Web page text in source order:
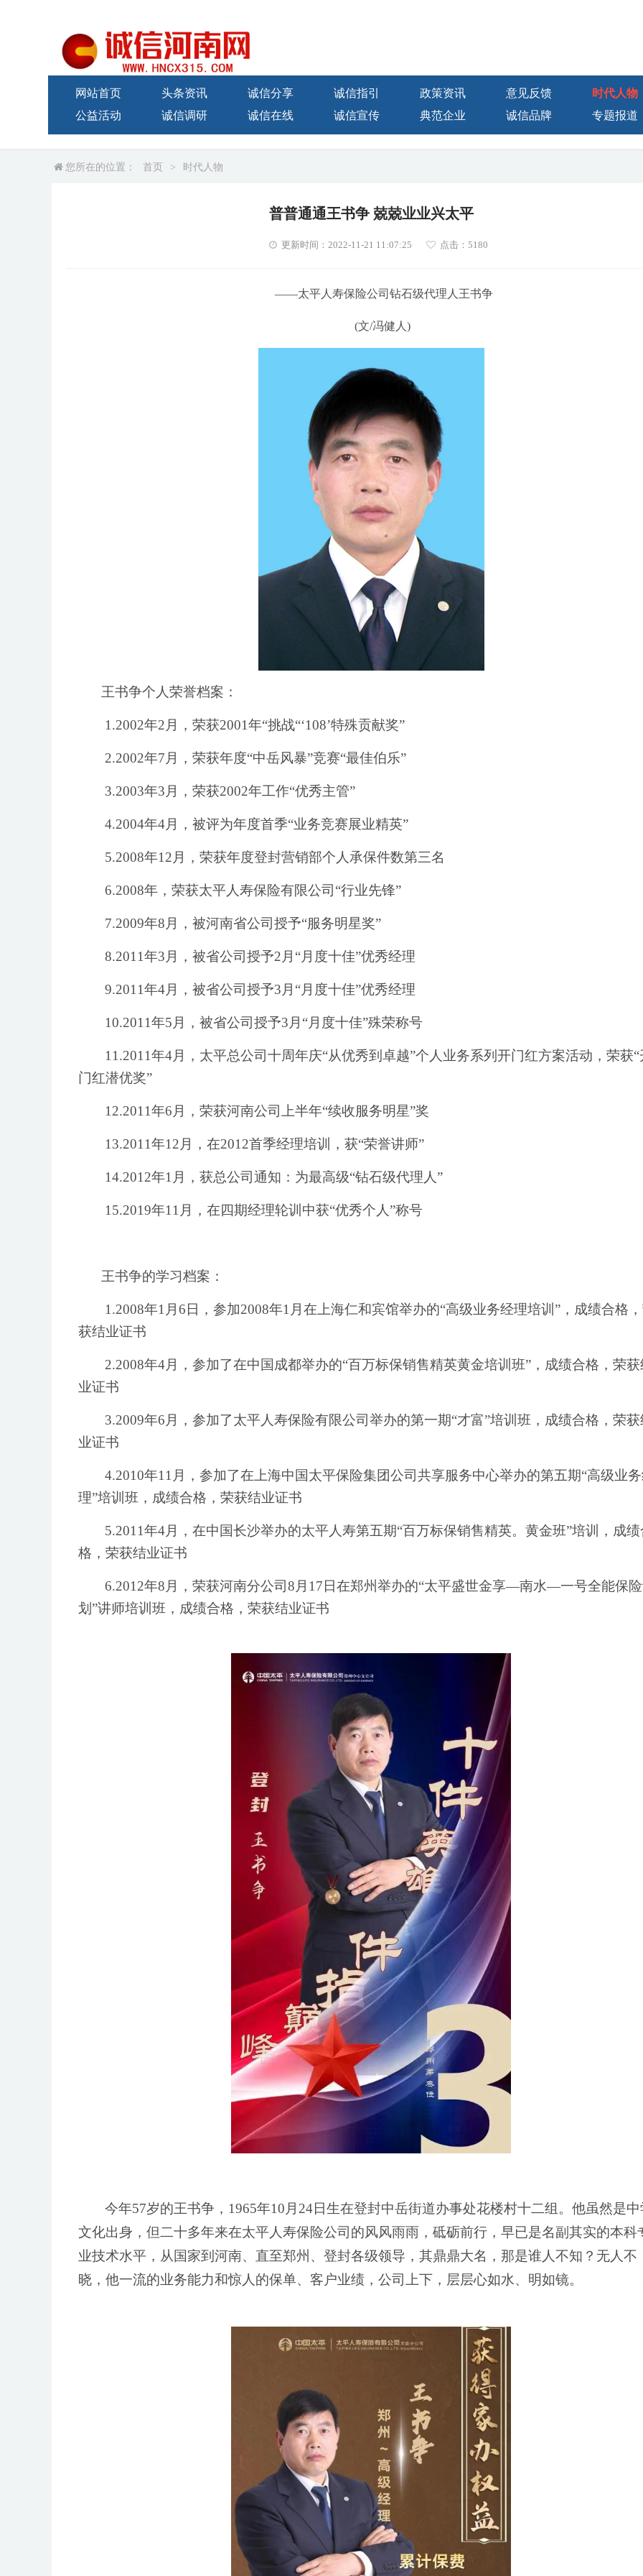
网站首页 头条资讯 诚信分享 诚信指引 政策资讯 意见反馈
时代人物
公益活动
诚信调研 诚信在线 诚信宣传 典范企业 诚信品牌 专题报道
您所在的位置： 首页 > 时代人物
普普通通王书争 兢兢业业兴太平
更新时间：2022-11-21 11:07:25 点击： 5180
——太平人寿保险公司钻石级代理人王书争
(文/冯健人)
王书争个人荣誉档案：
1.2002年2月，荣获2001年“挑战“‘108’特殊贡献奖”
2.2002年7月，荣获年度“中岳风暴”竞赛“最佳伯乐”
3.2003年3月，荣获2002年工作“优秀主管”
4.2004年4月，被评为年度首季“业务竞赛展业精英”
5.2008年12月，荣获年度登封营销部个人承保件数第三名
6.2008年，荣获太平人寿保险有限公司“行业先锋”
7.2009年8月，被河南省公司授予“服务明星奖”
8.2011年3月，被省公司授予2月“月度十佳”优秀经理
9.2011年4月，被省公司授予3月“月度十佳”优秀经理
10.2011年5月，被省公司授予3月“月度十佳”殊荣称号
11.2011年4月，太平总公司十周年庆“从优秀到卓越”个人业务系列开门红方案活动，荣获“
门红潜优奖”
12.2011年6月，荣获河南公司上半年“续收服务明星”奖
13.2011年12月，在2012首季经理培训，获“荣誉讲师”
14.2012年1月，获总公司通知：为最高级“钻石级代理人”
15.2019年11月，在四期经理轮训中获“优秀个人”称号
王书争的学习档案：
1.2008年1月6日，参加2008年1月在上海仁和宾馆举办的“高级业务经理培训”，成绩合格
获结业证书
2.2008年4月，参加了在中国成都举办的“百万标保销售精英黄金培训班”，成绩合格，荣获
业证书
3.2009年6月，参加了太平人寿保险有限公司举办的第一期“才富”培训班，成绩合格，荣获
业证书
4.2010年11月，参加了在上海中国太平保险集团公司共享服务中心举办的第五期“高级业
理”培训班，成绩合格，荣获结业证书
5.2011年4月，在中国长沙举办的太平人寿第五期“百万标保销售精英。黄金班”培训，成绩
格，荣获结业证书
6.2012年8月，荣获河南分公司8月17日在郑州举办的“太平盛世金享—南水—一号全能保
划”讲师培训班，成绩合格，荣获结业证书
今年57岁的王书争，1965年10月24日生在登封中岳街道办事处花楼村十二组。他虽然是中
文化出身，但二十多年来在太平人寿保险公司的风风雨雨，砥砺前行，早已是名副其实的本科
业技术水平，从国家到河南、直至郑州、登封各级领导，其鼎鼎大名，那是谁人不知？无人不
晓，他一流的业务能力和惊人的保单、客户业绩，公司上下，层层心如水、明如镜。